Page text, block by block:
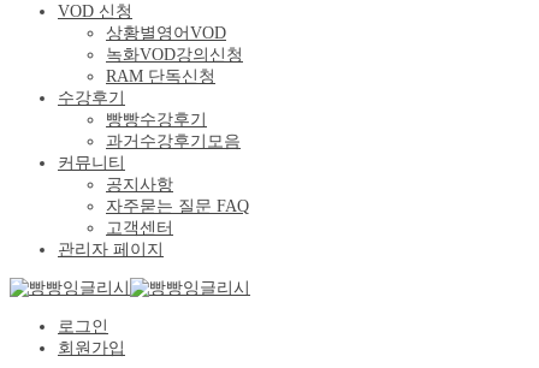
VOD 신청
상황별영어VOD
녹화VOD강의신청
RAM 단독신청
수강후기
빵빵수강후기
과거수강후기모음
커뮤니티
공지사항
자주묻는 질문 FAQ
고객센터
관리자 페이지
로그인
회원가입